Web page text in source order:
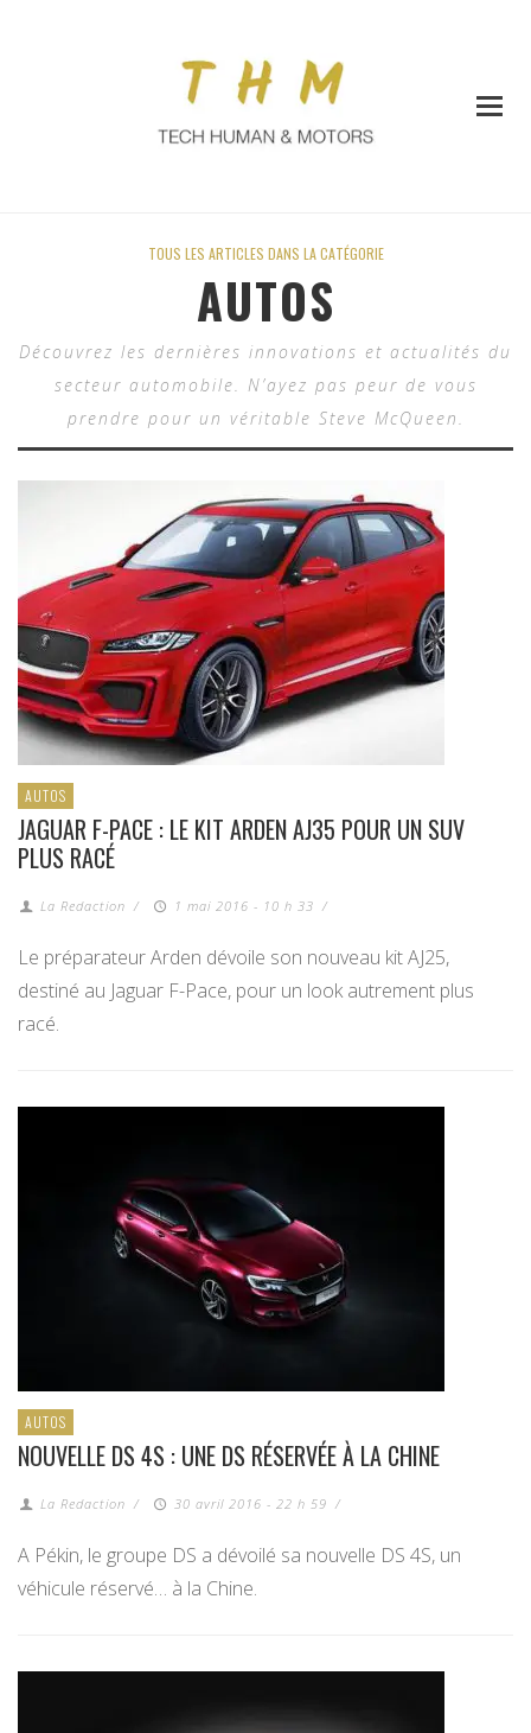
TOUS LES ARTICLES DANS LA CATÉGORIE
AUTOS
Découvrez les dernières innovations et actualités du
secteur automobile. N’ayez pas peur de vous
prendre pour un véritable Steve McQueen.
AUTOS
JAGUAR F-PACE : LE KIT ARDEN AJ35 POUR UN SUV
PLUS RACÉ
La Redaction / 1 mai 2016 - 10 h 33 /
Le préparateur Arden dévoile son nouveau kit AJ25,
destiné au Jaguar F-Pace, pour un look autrement plus
racé.
AUTOS
NOUVELLE DS 4S : UNE DS RÉSERVÉE À LA CHINE
La Redaction / 30 avril 2016 - 22 h 59 /
A Pékin, le groupe DS a dévoilé sa nouvelle DS 4S, un
véhicule réservé… à la Chine.